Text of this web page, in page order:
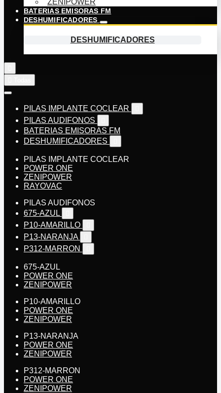
BATERIAS EMISORAS FM
DESHUMIFICADORES
DESHUMIFICADORES
PILAS IMPLANTE COCLEAR
PILAS AUDIFONOS
BATERIAS EMISORAS FM
DESHUMIFICADORES
PILAS IMPLANTE COCLEAR
POWER ONE
ZENIPOWER
RAYOVAC
PILAS AUDIFONOS
675-AZUL
P10-AMARILLO
P13-NARANJA
P312-MARRON
675-AZUL
POWER ONE
ZENIPOWER
P10-AMARILLO
POWER ONE
ZENIPOWER
P13-NARANJA
POWER ONE
ZENIPOWER
P312-MARRON
POWER ONE
ZENIPOWER